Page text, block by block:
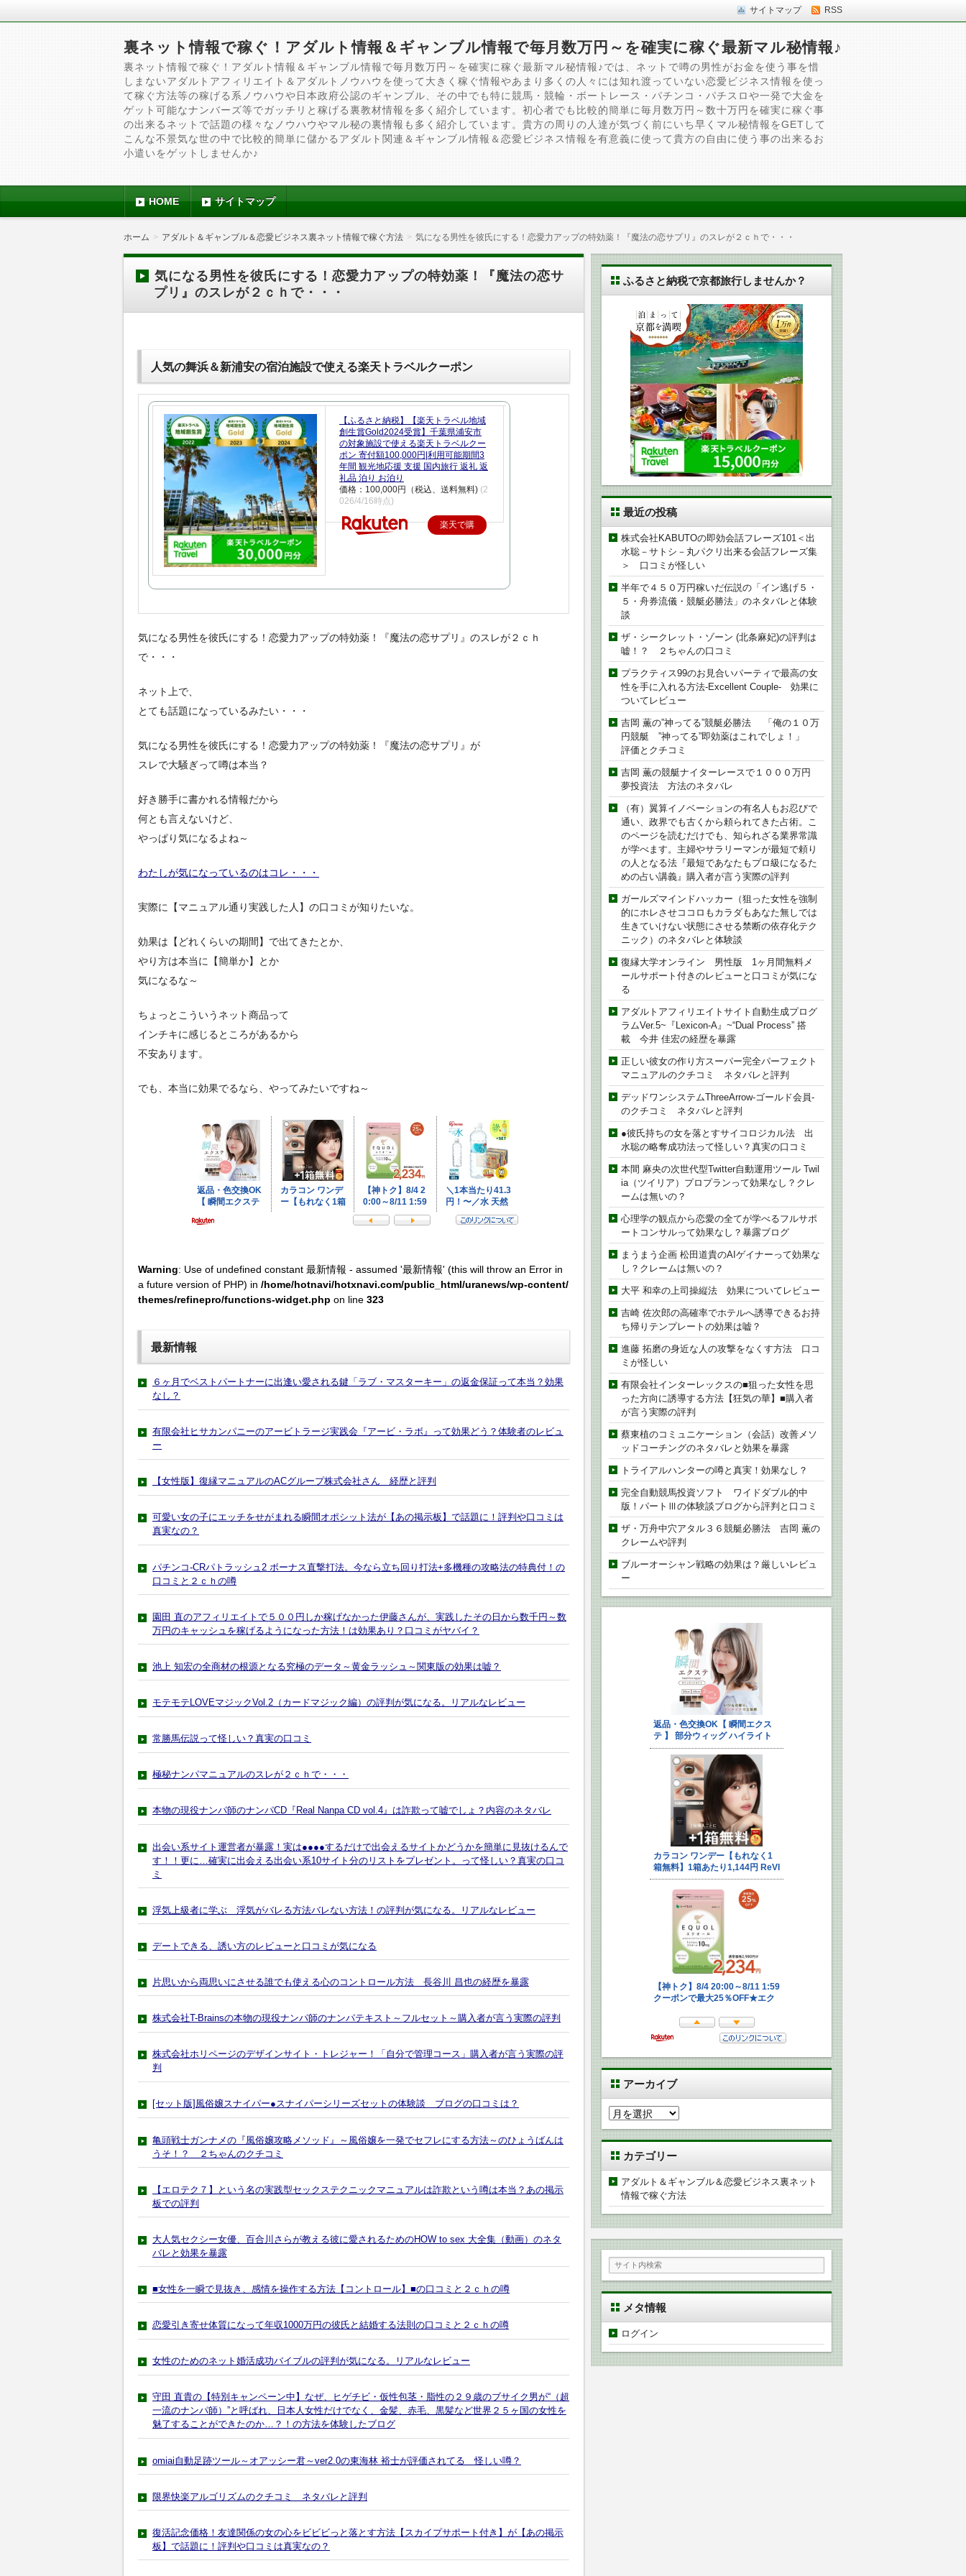
サイトマップ RSS
裏ネット情報で稼ぐ！アダルト情報＆ギャンブル情報で毎月数万円～を確実に稼ぐ最新マル秘情報♪
裏ネット情報で稼ぐ！アダルト情報＆ギャンブル情報で毎月数万円～を確実に稼ぐ最新マル秘情報♪では、ネットで噂の男性がお金を使う事を惜
しまないアダルトアフィリエイト＆アダルトノウハウを使って大きく稼ぐ情報やあまり多くの人々には知れ渡っていない恋愛ビジネス情報を使っ
て稼ぐ方法等の稼げる系ノウハウや日本政府公認のギャンブル、その中でも特に競馬・競輪・ボートレース・パチンコ・パチスロや一発で大金を
ゲット可能なナンバーズ等でガッチリと稼げる裏教材情報を多く紹介しています。初心者でも比較的簡単に毎月数万円～数十万円を確実に稼ぐ事
の出来るネットで話題の様々なノウハウやマル秘の裏情報も多く紹介しています。貴方の周りの人達が気づく前にいち早くマル秘情報をGETして
こんな不景気な世の中で比較的簡単に儲かるアダルト関連＆ギャンブル情報＆恋愛ビジネス情報を有意義に使って貴方の自由に使う事の出来るお
小遣いをゲットしませんか♪
HOME サイトマップ
ホーム アダルト＆ギャンブル＆恋愛ビジネス裏ネット情報で稼ぐ方法 気になる男性を彼氏にする！恋愛力アップの特効薬！『魔法の恋サプリ』のスレが２ｃｈで・・・
気になる男性を彼氏にする！恋愛力アップの特効薬！『魔法の恋サ
プリ』のスレが２ｃｈで・・・
人気の舞浜＆新浦安の宿泊施設で使える楽天トラベルクーポン
【ふるさと納税】【楽天トラベル地域
創生賞Gold2024受賞】千葉県浦安市
の対象施設で使える楽天トラベルクー
ポン 寄付額100,000円|利用可能期間3
年間 観光地応援 支援 国内旅行 返礼 返
礼品 泊り お泊り
価格：100,000円（税込、送料無料) (2
026/4/16時点)
楽天で購
気になる男性を彼氏にする！恋愛力アップの特効薬！『魔法の恋サプリ』のスレが２ｃｈ
で・・・
ネット上で、
とても話題になっているみたい・・・
気になる男性を彼氏にする！恋愛力アップの特効薬！『魔法の恋サプリ』が
スレで大騒ぎって噂は本当？
好き勝手に書かれる情報だから
何とも言えないけど、
やっぱり気になるよね～
わたしが気になっているのはコレ・・・
実際に【マニュアル通り実践した人】の口コミが知りたいな。
効果は【どれくらいの期間】で出てきたとか、
やり方は本当に【簡単か】とか
気になるな～
ちょっとこういうネット商品って
インチキに感じるところがあるから
不安あります。
でも、本当に効果でるなら、やってみたいですね～
Warning: Use of undefined constant 最新情報 - assumed '最新情報' (this will throw an Error in
a future version of PHP) in /home/hotnavi/hotxnavi.com/public_html/uranews/wp-content/
themes/refinepro/functions-widget.php on line 323
最新情報
６ヶ月でベストパートナーに出逢い愛される鍵「ラブ・マスターキー」の返金保証って本当？効果
なし？
有限会社ヒサカンパニーのアービトラージ実践会『アービ・ラボ』って効果どう？体験者のレビュ
ー
【女性版】復縁マニュアルのACグループ株式会社さん 経歴と評判
可愛い女の子にエッチをせがまれる瞬間オポシット法が【あの掲示板】で話題に！評判や口コミは
真実なの？
パチンコ-CRパトラッシュ2 ボーナス直撃打法。今なら立ち回り打法+多機種の攻略法の特典付！の
口コミと２ｃｈの噂
園田 直のアフィリエイトで５００円しか稼げなかった伊藤さんが、実践したその日から数千円～数
万円のキャッシュを稼げるようになった方法！は効果あり？口コミがヤバイ？
池上 知宏の全商材の根源となる究極のデータ～黄金ラッシュ～関東版の効果は嘘？
モテモテLOVEマジックVol.2（カードマジック編）の評判が気になる。リアルなレビュー
常勝馬伝説って怪しい？真実の口コミ
極秘ナンパマニュアルのスレが２ｃｈで・・・
本物の現役ナンパ師のナンパCD『Real Nanpa CD vol.4』は詐欺って嘘でしょ？内容のネタバレ
出会い系サイト運営者が暴露！実は●●●●するだけで出会えるサイトかどうかを簡単に見抜けるんで
す！！更に…確実に出会える出会い系10サイト分のリストをプレゼント。って怪しい？真実の口コ
ミ
浮気上級者に学ぶ 浮気がバレる方法バレない方法！の評判が気になる。リアルなレビュー
デートできる、誘い方のレビューと口コミが気になる
片思いから両思いにさせる誰でも使える心のコントロール方法 長谷川 昌也の経歴を暴露
株式会社T-Brainsの本物の現役ナンパ師のナンパテキスト～フルセット～購入者が言う実際の評判
株式会社ホリページのデザインサイト・トレジャー！「自分で管理コース」購入者が言う実際の評
判
[セット版]風俗嬢スナイパー●スナイパーシリーズセットの体験談 ブログの口コミは？
亀頭戦士ガンナメの『風俗嬢攻略メソッド』～風俗嬢を一発でセフレにする方法～のひょうばんは
うそ！？ ２ちゃんのクチコミ
【エロテク７】という名の実践型セックステクニックマニュアルは詐欺という噂は本当？あの掲示
板での評判
大人気セクシー女優、百合川さらが教える彼に愛されるためのHOW to sex 大全集（動画）のネタ
バレと効果を暴露
■女性を一瞬で見抜き、感情を操作する方法【コントロール】■の口コミと２ｃｈの噂
恋愛引き寄せ体質になって年収1000万円の彼氏と結婚する法則の口コミと２ｃｈの噂
女性のためのネット婚活成功バイブルの評判が気になる。リアルなレビュー
守田 直貴の【特別キャンペーン中】なぜ、ヒゲチビ・仮性包茎・脂性の２９歳のブサイク男が“（超
一流のナンパ師）”と呼ばれ、日本人女性だけでなく、金髪、赤毛、黒髪など世界２５ヶ国の女性を
魅了することができたのか…？！の方法を体験したブログ
omiai自動足跡ツール～オアッシー君～ver2.0の東海林 裕士が評価されてる 怪しい噂？
限界快楽アルゴリズムのクチコミ ネタバレと評判
復活記念価格！友達関係の女の心をビビビっと落とす方法【スカイプサポート付き】が【あの掲示
板】で話題に！評判や口コミは真実なの？
ふるさと納税で京都旅行しませんか？
最近の投稿
株式会社KABUTOの即効会話フレーズ101＜出
水聡－サトシ－丸パクリ出来る会話フレーズ集
＞ 口コミが怪しい
半年で４５０万円稼いだ伝説の「イン逃げ５・
５・舟券流儀・競艇必勝法」のネタバレと体験
談
ザ・シークレット・ゾーン (北条麻妃)の評判は
嘘！？ ２ちゃんの口コミ
プラクティス99のお見合いパーティで最高の女
性を手に入れる方法-Excellent Couple- 効果に
ついてレビュー
吉岡 薫の”神ってる”競艇必勝法 「俺の１０万
円競艇 ”神ってる”即効薬はこれでしょ！」
評価とクチコミ
吉岡 薫の競艇ナイターレースで１０００万円
夢投資法 方法のネタバレ
（有）翼算イノベーションの有名人もお忍びで
通い、政界でも古くから頼られてきた占術。こ
のページを読むだけでも、知られざる業界常識
が学べます。主婦やサラリーマンが最短で頼り
の人となる法『最短であなたもプロ級になるた
めの占い講義』購入者が言う実際の評判
ガールズマインドハッカー（狙った女性を強制
的にホレさせココロもカラダもあなた無しでは
生きていけない状態にさせる禁断の依存化テク
ニック）のネタバレと体験談
復縁大学オンライン 男性版 1ヶ月間無料メ
ールサポート付きのレビューと口コミが気にな
る
アダルトアフィリエイトサイト自動生成プログ
ラムVer.5~『Lexicon-A』~“Dual Process” 搭
載 今井 佳宏の経歴を暴露
正しい彼女の作り方スーパー完全パーフェクト
マニュアルのクチコミ ネタバレと評判
デッドワンシステムThreeArrow-ゴールド会員-
のクチコミ ネタバレと評判
●彼氏持ちの女を落とすサイコロジカル法 出
水聡の略奪成功法って怪しい？真実の口コミ
本間 麻央の次世代型Twitter自動運用ツール Twil
ia（ツイリア）プロプランって効果なし？クレ
ームは無いの？
心理学の観点から恋愛の全てが学べるフルサポ
ートコンサルって効果なし？暴露ブログ
まうまう企画 松田道貴のAIゲイナーって効果な
し？クレームは無いの？
大平 和幸の上司操縦法 効果についてレビュー
吉崎 佐次郎の高確率でホテルへ誘導できるお持
ち帰りテンプレートの効果は嘘？
進藤 拓磨の身近な人の攻撃をなくす方法 口コ
ミが怪しい
有限会社インターレックスの■狙った女性を思
った方向に誘導する方法【狂気の華】■購入者
が言う実際の評判
蔡東植のコミュニケーション（会話）改善メソ
ッドコーチングのネタバレと効果を暴露
トライアルハンターの噂と真実！効果なし？
完全自動競馬投資ソフト ワイドダブル的中
版！パートⅢの体験談ブログから評判と口コミ
ザ・万舟中穴アタル３６競艇必勝法 吉岡 薫の
クレームや評判
ブルーオーシャン戦略の効果は？厳しいレビュ
ー
アーカイブ
ア
ー
カ
イ
ブ
カテゴリー
アダルト＆ギャンブル＆恋愛ビジネス裏ネット
情報で稼ぐ方法
メタ情報
ログイン